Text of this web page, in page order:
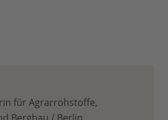
für Agrarrohstoffe,